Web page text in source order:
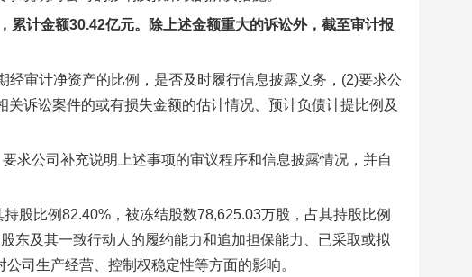
计金额30.42亿元。除上述金额重大的诉讼外，截至审计报
审计净资产的比例，是否及时履行信息披露义务，(2)要求公
诉讼案件的或有损失金额的估计情况、预计负债计提比例及
求公司补充说明上述事项的审议程序和信息披露情况，并自
股比例82.40%，被冻结股数78,625.03万股，占其持股比例
东及其一致行动人的履约能力和追加担保能力、已采取或拟
司生产经营、控制权稳定性等方面的影响。